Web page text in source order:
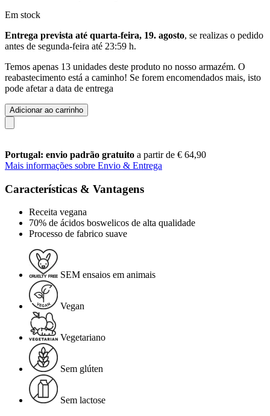
Em stock
Entrega prevista até quarta-feira, 19. agosto, se realizas o pedido
antes de segunda-feira até 23:59 h.
Temos apenas 13 unidades deste produto no nosso armazém. O
reabastecimento está a caminho! Se forem encomendados mais, isto
pode afetar a data de entrega
Adicionar ao carrinho
Portugal: envio padrão gratuito a partir de € 64,90
Mais informações sobre Envio & Entrega
Características & Vantagens
Receita vegana
70% de ácidos boswelicos de alta qualidade
Processo de fabrico suave
SEM ensaios em animais
Vegan
Vegetariano
Sem glúten
Sem lactose